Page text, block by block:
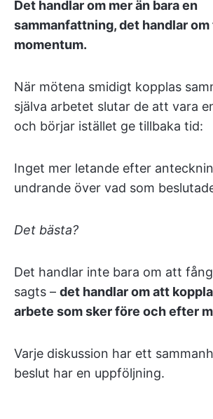
Det handlar om mer än bara en
sammanfattning, det handlar
momentum.
När mötena smidigt kopplas
själva arbetet slutar de att vara
och börjar istället ge tillbaka tid:
Inget mer letande efter
undrande över vad som
Det bästa?
Det handlar inte bara om att
sagts – det handlar om att
arbete som sker före och efter
Varje diskussion har ett
beslut har en uppföljning.